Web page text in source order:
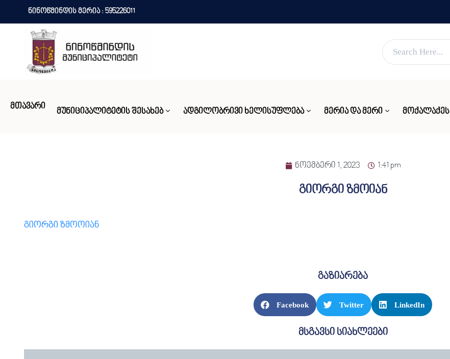
ნინოწმინდის მერია : 595226011
ᲛᲗᲐᲕᲐᲠᲘ
ᲛᲣᲜᲘᲪᲘᲞᲐᲚᲘᲢᲔᲢᲘᲡ ᲨᲔᲡᲐᲮᲔᲑ ᲐᲓᲒᲘᲚᲝᲑᲠᲘᲕᲘ ᲮᲔᲚᲘᲡᲣᲤᲚᲔᲑᲐ ᲛᲔᲠᲘᲐ ᲓᲐ ᲛᲔᲠᲘ ᲛᲝᲥᲐᲚᲐᲥᲔᲡ
ნოემბერი 1, 2023 1:41 pm
გიორგი ზმოიან
გიორგი ზმოოიან
გაზიარება
Facebook Twitter LinkedIn
მსგავსი სიახლეები